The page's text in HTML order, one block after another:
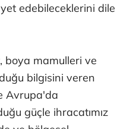
edebileceklerini dile
boya mamulleri ve
bilgisini veren
Avrupa'da
güçle ihracatımız